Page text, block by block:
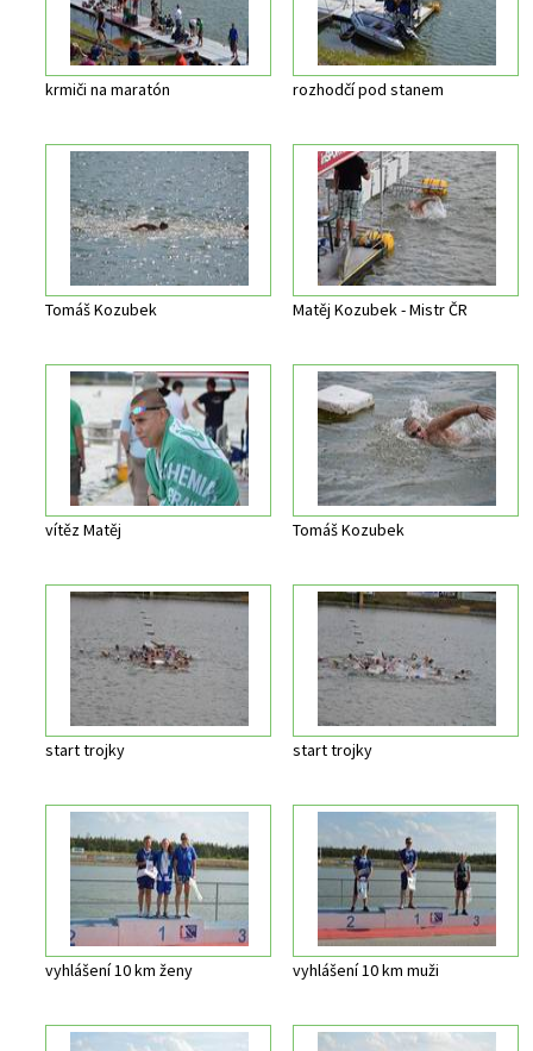
krmiči na maratón rozhodčí pod stanem
Tomáš Kozubek Matěj Kozubek - Mistr ČR
vítěz Matěj Tomáš Kozubek
start trojky start trojky
vyhlášení 10 km ženy vyhlášení 10 km muži